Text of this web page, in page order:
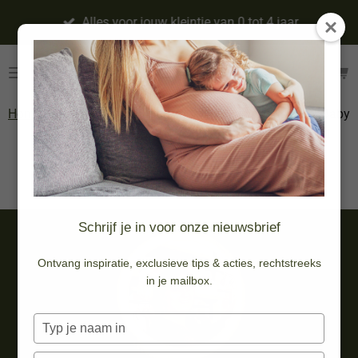
Schrijf je in voor onze nieuwsbrief
Ontvang inspiratie, exclusieve tips & acties, rechtstreeks
in je mailbox.
Typ
je
direct
de
hoofdinhoud
Alles voor jouw kleintje van 0 tot 4 jaar
Home » Spelen » Buitenspeelgoed » Zwembaden
& accessoires
» Baby
float
Baby float